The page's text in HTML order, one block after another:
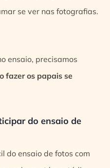
se ver nas fotografias.
ensaio, precisamos
fazer os papais se
do ensaio de
do ensaio de fotos com